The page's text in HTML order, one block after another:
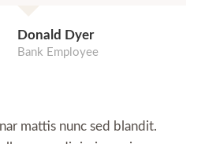
Donald Dyer
Bank Employee
mattis nunc sed blandit.